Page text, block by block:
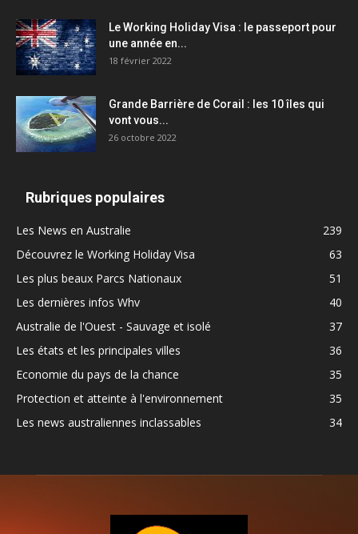
Le Working Holiday Visa : le passeport pour
une année en...
18 février 2022
Grande Barrière de Corail : les 10 îles qui
vont vous...
26 octobre 2022
Rubriques populaires
Les News en Australie
239
Découvrez le Working Holiday Visa
63
Les plus beaux Parcs Nationaux
51
Les dernières infos Whv
40
Australie de l'Ouest - Sauvage et isolé
37
Les états et les principales villes
36
Economie du pays de la chance
35
Protection et atteinte à l'environnement
35
Les news australiennes inclassables
34